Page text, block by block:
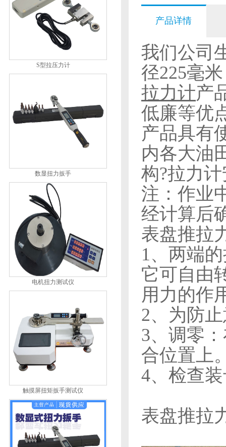
S型拉压力计
数显扭力扳手
电机扭力测试仪
触摸屏扭矩扳手测试仪
产品详情
我们公司
径225毫
拉力计产
低廉等优
产品具有
内各大油
构?拉力
注：作业
经计算后
表盘推拉
1、两端
它可自由
用力的作
2、为防
3、调零
合位置上
4、检查
表盘推拉